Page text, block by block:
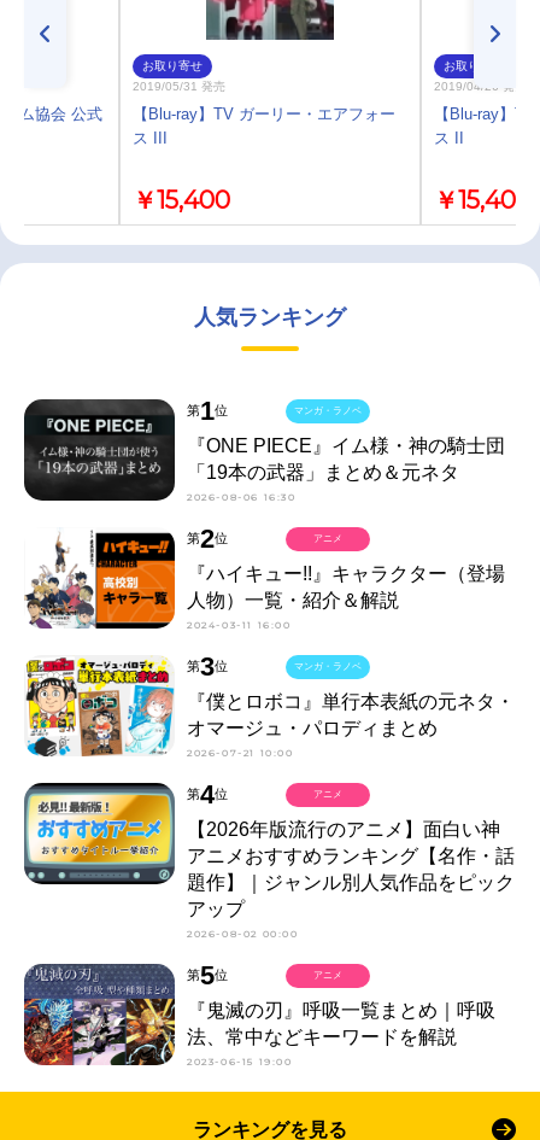
ム協会 公式
お取り寄せ
2019/05/31 発売
【Blu-ray】TV ガーリー・エアフォー
ス III
￥15,400
お取り寄せ
2019/04/26 発売
【Blu-ray】
ス II
￥15,400
人気ランキング
第1位
『ONE PIECE』イム様・神の騎士団
「19本の武器」まとめ＆元ネタ
2026-08-06 16:30
マンガ・ラノベ
第2位
『ハイキュー!!』キャラクター（登場
人物）一覧・紹介＆解説
2024-03-11 16:00
アニメ
第3位
『僕とロボコ』単行本表紙の元ネタ・
オマージュ・パロディまとめ
2026-07-21 10:00
マンガ・ラノベ
第4位
【2026年版流行のアニメ】面白い神
アニメおすすめランキング【名作・話
題作】｜ジャンル別人気作品をピック
アップ
2026-08-02 00:00
アニメ
第5位
『鬼滅の刃』呼吸一覧まとめ｜呼吸
法、常中などキーワードを解説
2023-06-15 19:00
アニメ
ランキングを見る